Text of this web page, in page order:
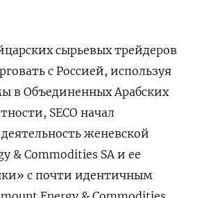
сырьевых трейдеров
с Россией, используя
в Объединенных Арабских
SECO начал
женевской
& Commodities SA и ее
с почти идентичным